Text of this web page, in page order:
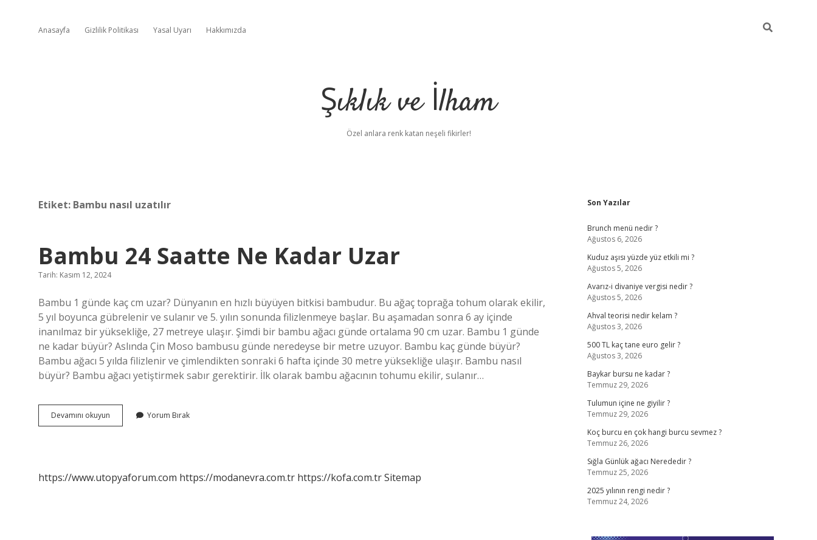
Anasayfa Gizlilik Politikası Yasal Uyarı Hakkımızda
Şıklık ve İlham
Özel anlara renk katan neşeli fikirler!
Etiket: Bambu nasıl uzatılır
Bambu 24 Saatte Ne Kadar Uzar
Tarih: Kasım 12, 2024
Bambu 1 günde kaç cm uzar? Dünyanın en hızlı büyüyen bitkisi bambudur. Bu ağaç toprağa tohum olarak ekilir,
5 yıl boyunca gübrelenir ve sulanır ve 5. yılın sonunda filizlenmeye başlar. Bu aşamadan sonra 6 ay içinde
inanılmaz bir yüksekliğe, 27 metreye ulaşır. Şimdi bir bambu ağacı günde ortalama 90 cm uzar. Bambu 1 günde
ne kadar büyür? Aslında Çin Moso bambusu günde neredeyse bir metre uzuyor. Bambu kaç günde büyür?
Bambu ağacı 5 yılda filizlenir ve çimlendikten sonraki 6 hafta içinde 30 metre yüksekliğe ulaşır. Bambu nasıl
büyür? Bambu ağacı yetiştirmek sabır gerektirir. İlk olarak bambu ağacının tohumu ekilir, sulanır…
Devamını okuyun
24
Yorum Bırak
https://www.utopyaforum.com https://modanevra.com.tr https://kofa.com.trSitemap
Sidebar
Son Yazılar
Brunch menü nedir ?
Ağustos 6, 2026
Kuduz aşısı yüzde yüz etkili mi ?
Ağustos 5, 2026
Avarız-i divaniye vergisi nedir ?
Ağustos 5, 2026
Ahval teorisi nedir kelam ?
Ağustos 3, 2026
500 TL kaç tane euro gelir ?
Ağustos 3, 2026
Baykar bursu ne kadar ?
Temmuz 29, 2026
Tulumun içine ne giyilir ?
Temmuz 29, 2026
Koç burcu en çok hangi burcu sevmez ?
Temmuz 26, 2026
Sığla Günlük ağacı Nerededir ?
Temmuz 25, 2026
2025 yılının rengi nedir ?
Temmuz 24, 2026